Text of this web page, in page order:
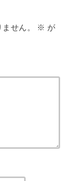
せん。 ※ が